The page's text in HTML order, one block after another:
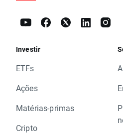
Investir
ETFs
Ações
Matérias-primas
Cripto